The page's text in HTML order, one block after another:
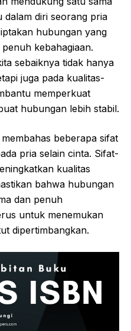
dalam diri seorang pria
hubungan yang
kebahagiaan.
sebaiknya tidak hanya
juga pada kualitas-
memperkuat
hubungan lebih stabil.
beberapa sifat
pria selain cinta. Sifat-
kualitas
bahwa hubungan
dan penuh
untuk menemukan
dipertimbangkan.